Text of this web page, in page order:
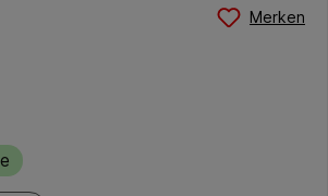
Merken